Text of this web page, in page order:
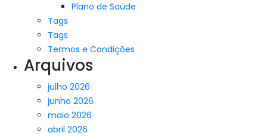
Plano de Saúde
Tags
Tags
Termos e Condições
Arquivos
julho 2026
junho 2026
maio 2026
abril 2026